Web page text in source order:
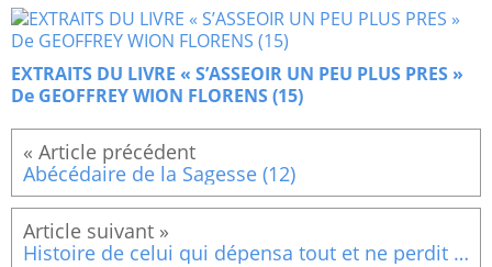
EXTRAITS DU LIVRE « S’ASSEOIR UN PEU PLUS PRES »
De GEOFFREY WION FLORENS (15)
Abécédaire de la Sagesse (12)
Histoire de celui qui dépensa tout et ne perdit rien (1)